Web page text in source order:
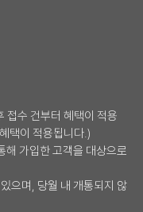
접수 건부터 혜택이 적용
택이 적용됩니다.)
해 가입한 고객을 대상으로
으며, 당월 내 개통되지 않